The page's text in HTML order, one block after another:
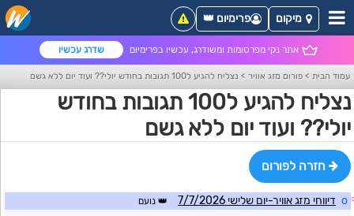
אתר נקי מפרסומות ומשודרג, עכשיו בפרימיום שדרג עכשיו
מיקום פרימיום 👑
עמוד הבית > פורום מזג אוויר > נצליח להגיע ל100 תגובות בחודש יולי?? ועוד יום ללא גשם
נצליח להגיע ל100 תגובות בחודש
יולי?? ועוד יום ללא גשם
חזרה לפורום
o דיווחי מזג אוויר-יום שלישי 7/7/2026 נועם